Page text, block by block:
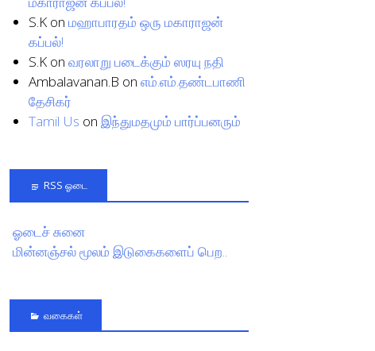
S.K onமஹாபாரதம் ஒரு மகாராஜன்
கப்பல்!
S.K onவரலாறு படைக்கும் ஸரயு நதி
Ambalavanan.B onஎம்.எம்.தண்டபாணி
தேசிகர்
Tamil Us onஇந்துமதமும் பார்ப்பனரும்
RSS ஓடை
ஓடைச் சுனை
மின்னஞ்சல் மூலம் இடுகைகளைப் பெற..
வகைகள்